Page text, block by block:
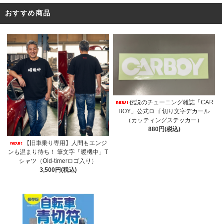
おすすめ商品
【旧車乗り専用】人間もエンジ
ンも温まり待ち！ 筆文字「暖機中」T
シャツ（Old-timerロゴ入り）
3,500円(税込)
伝説のチューニング雑誌「CAR
BOY」公式ロゴ 切り文字デカール
（カッティングステッカー）
880円(税込)